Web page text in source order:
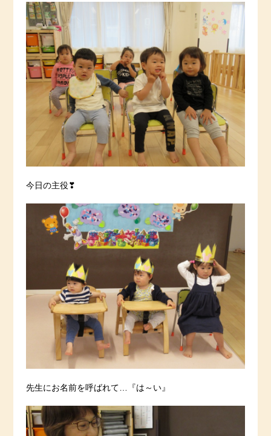
今日の主役❣
先生にお名前を呼ばれて…『は～い』